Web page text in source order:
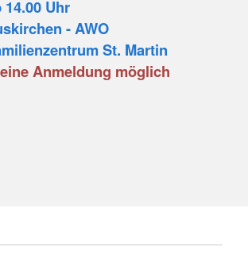
14.00 Uhr
- AWO
St. Martin
Anmeldung möglich